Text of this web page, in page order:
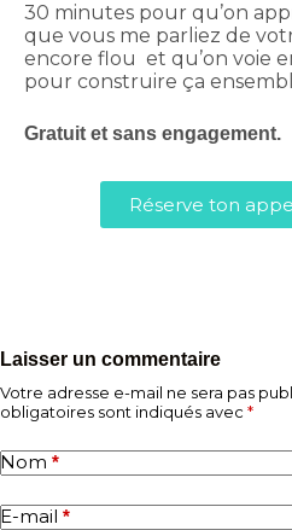
30 minutes pour qu’on
que vous me parliez de
encore flou et qu’on voie
pour construire ça
Gratuit et sans engagement.
Réserve ton
Laisser un commentaire
Votre adresse e-mail ne sera pas
obligatoires sont indiqués avec *
Nom *
E-mail *